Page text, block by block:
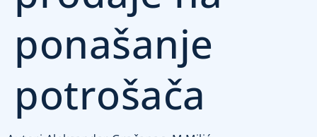
ponašanje
potrošača